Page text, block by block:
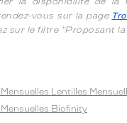
vous sur la page
sur le filtre "Proposant la
Lentilles
Biofinity